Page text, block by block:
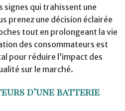
qui trahissent une
prenez une décision éclairée
tout en prolongeant la vie
des consommateurs est
pour réduire l’impact des
sur le marché.
d’une batterie